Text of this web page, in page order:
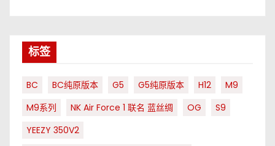
标签
BC BC纯原版本 G5 G5纯原版本 H12
M9
M9系列
NK Air Force 1 联名 蓝丝绸 OG
S9
YEEZY 350V2